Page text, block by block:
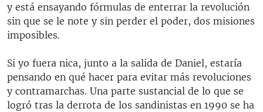
y está ensayando fórmulas de enterrar la revolución
sin que se le note y sin perder el poder, dos misiones
imposibles.
Si yo fuera nica, junto a la salida de Daniel, estaría
pensando en qué hacer para evitar más revoluciones
y contramarchas. Una parte sustancial de lo que se
logró tras la derrota de los sandinistas en 1990 se ha